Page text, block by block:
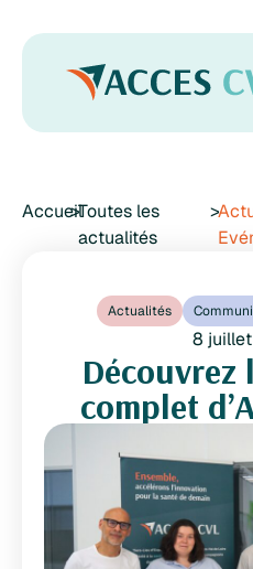
Accueil
>Toutes les
actualités
>
Actualités
8
Découvrez
complet